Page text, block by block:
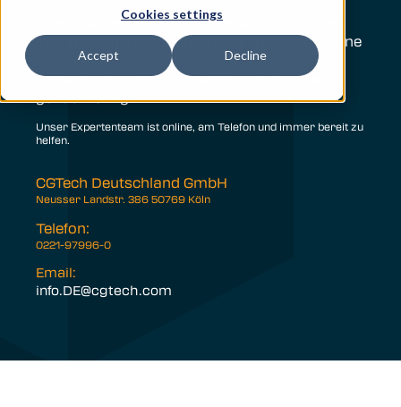
Cookies settings
Accept Decline
Wenn Sie technische Unterstützung suchen,
Informationen benötigen oder einfach nur eine
brennende Frage zur Vericut NC-
Simulationssoftware haben, sind Sie hier
genau richtig.
Unser Expertenteam ist online, am Telefon und immer bereit zu
helfen.
CGTech Deutschland GmbH
Neusser Landstr. 386 50769 Köln
Telefon:
0221-97996-0
Email:
info.DE@cgtech.com